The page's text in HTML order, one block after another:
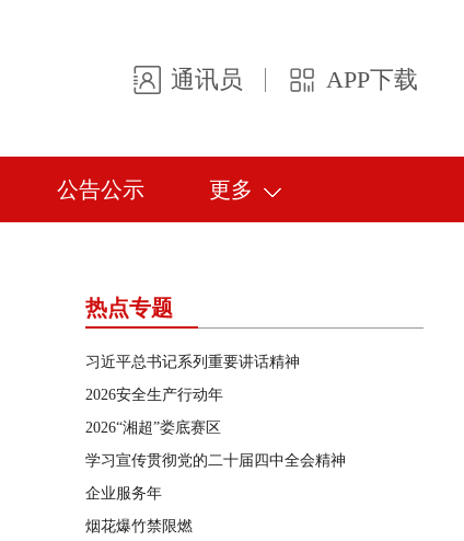
通讯员 APP下载
公告公示 更多
热点专题
习近平总书记系列重要讲话精神
2026安全生产行动年
2026“湘超”娄底赛区
学习宣传贯彻党的二十届四中全会精神
企业服务年
烟花爆竹禁限燃